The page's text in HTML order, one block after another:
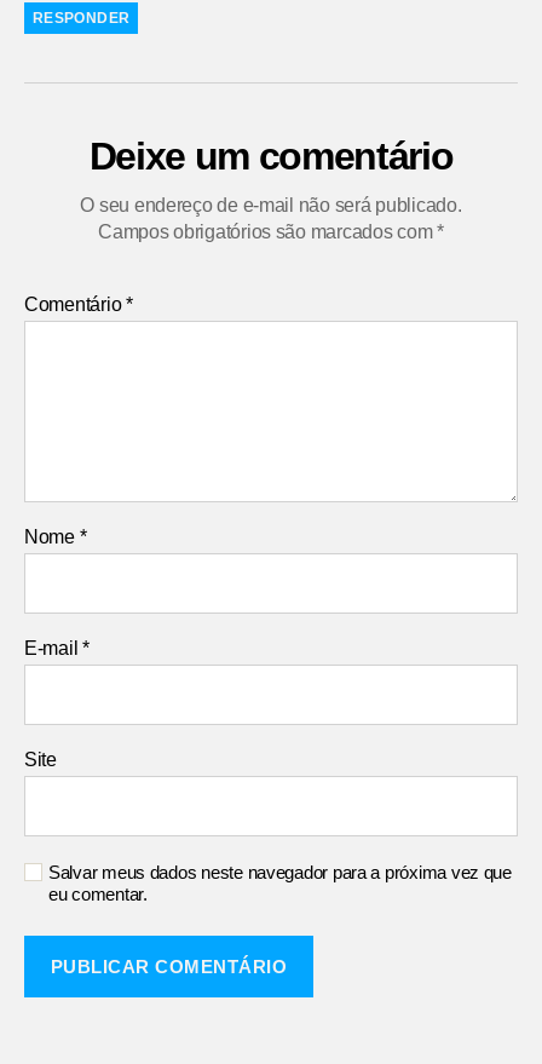
RESPONDER
Deixe um comentário
O seu endereço de e-mail não será publicado.
Campos obrigatórios são marcados com*
Comentário*
Nome *
E-mail*
Site
Salvar meus dados neste navegador para a próxima vez que
eu comentar.